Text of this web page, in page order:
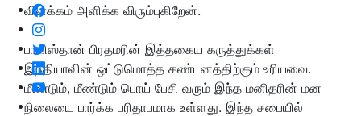
விளக்கம் அளிக்க விரும்புகிறேன்.
பாகிஸ்தான் பிரதமரின் இத்தகைய கருத்துக்கள்
இந்தியாவின் ஒட்டுமொத்த கண்டனத்திற்கும் உரியவை.
மீண்டும், மீண்டும் பொய் பேசி வரும் இந்த மனிதரின் மன
நிலையை பார்க்க பரிதாபமாக உள்ளது. இந்த சபையில்